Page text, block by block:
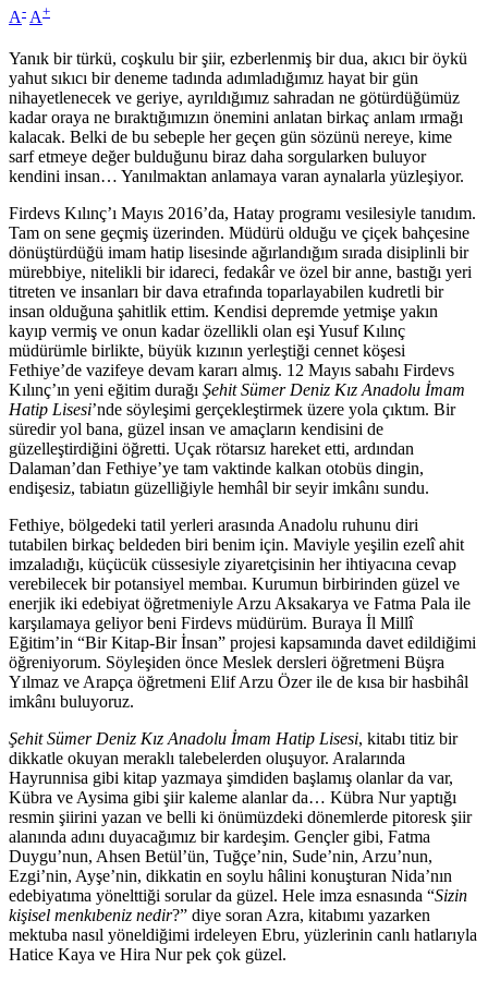
A- A+
Yanık bir türkü, coşkulu bir şiir, ezberlenmiş bir dua, akıcı bir öykü
yahut sıkıcı bir deneme tadında adımladığımız hayat bir gün
nihayetlenecek ve geriye, ayrıldığımız sahradan ne götürdüğümüz
kadar oraya ne bıraktığımızın önemini anlatan birkaç anlam ırmağı
kalacak. Belki de bu sebeple her geçen gün sözünü nereye, kime
sarf etmeye değer bulduğunu biraz daha sorgularken buluyor
kendini insan… Yanılmaktan anlamaya varan aynalarla yüzleşiyor.
Firdevs Kılınç’ı Mayıs 2016’da, Hatay programı vesilesiyle tanıdım.
Tam on sene geçmiş üzerinden. Müdürü olduğu ve çiçek bahçesine
dönüştürdüğü imam hatip lisesinde ağırlandığım sırada disiplinli bir
mürebbiye, nitelikli bir idareci, fedakâr ve özel bir anne, bastığı yeri
titreten ve insanları bir dava etrafında toparlayabilen kudretli bir
insan olduğuna şahitlik ettim. Kendisi depremde yetmişe yakın
kayıp vermiş ve onun kadar özellikli olan eşi Yusuf Kılınç
müdürümle birlikte, büyük kızının yerleştiği cennet köşesi
Fethiye’de vazifeye devam kararı almış. 12 Mayıs sabahı Firdevs
Kılınç’ın yeni eğitim durağı Şehit Sümer Deniz Kız Anadolu İmam
Hatip Lisesi’nde söyleşimi gerçekleştirmek üzere yola çıktım. Bir
süredir yol bana, güzel insan ve amaçların kendisini de
güzelleştirdiğini öğretti. Uçak rötarsız hareket etti, ardından
Dalaman’dan Fethiye’ye tam vaktinde kalkan otobüs dingin,
endişesiz, tabiatın güzelliğiyle hemhâl bir seyir imkânı sundu.
Fethiye, bölgedeki tatil yerleri arasında Anadolu ruhunu diri
tutabilen birkaç beldeden biri benim için. Maviyle yeşilin ezelî ahit
imzaladığı, küçücük cüssesiyle ziyaretçisinin her ihtiyacına cevap
verebilecek bir potansiyel membaı. Kurumun birbirinden güzel ve
enerjik iki edebiyat öğretmeniyle Arzu Aksakarya ve Fatma Pala ile
karşılamaya geliyor beni Firdevs müdürüm. Buraya İl Millî
Eğitim’in “Bir Kitap-Bir İnsan” projesi kapsamında davet edildiğimi
öğreniyorum. Söyleşiden önce Meslek dersleri öğretmeni Büşra
Yılmaz ve Arapça öğretmeni Elif Arzu Özer ile de kısa bir hasbihâl
imkânı buluyoruz.
Şehit Sümer Deniz Kız Anadolu İmam Hatip Lisesi, kitabı titiz bir
dikkatle okuyan meraklı talebelerden oluşuyor. Aralarında
Hayrunnisa gibi kitap yazmaya şimdiden başlamış olanlar da var,
Kübra ve Aysima gibi şiir kaleme alanlar da… Kübra Nur yaptığı
resmin şiirini yazan ve belli ki önümüzdeki dönemlerde pitoresk şiir
alanında adını duyacağımız bir kardeşim. Gençler gibi, Fatma
Duygu’nun, Ahsen Betül’ün, Tuğçe’nin, Sude’nin, Arzu’nun,
Ezgi’nin, Ayşe’nin, dikkatin en soylu hâlini konuşturan Nida’nın
edebiyatıma yönelttiği sorular da güzel. Hele imza esnasında “Sizin
kişisel menkıbeniz nedir?” diye soran Azra, kitabımı yazarken
mektuba nasıl yöneldiğimi irdeleyen Ebru, yüzlerinin canlı hatlarıyla
Hatice Kaya ve Hira Nur pek çok güzel.